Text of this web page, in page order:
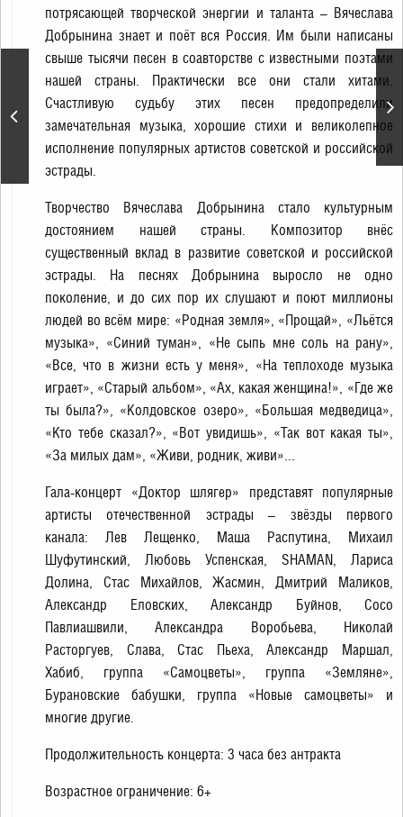
легендарные хиты в
исполнении Floyd
Universe с
симфоническим
потрясающей творческой энергии и таланта – Вячеслава
Добрынина знает и поёт вся Россия. Им были написаны
свыше тысячи песен в соавторстве с известными поэтами
нашей страны. Практически все они стали хитами.
Счастливую судьбу этих песен предопределили
замечательная музыка, хорошие стихи и великолепное
исполнение популярных артистов советской и российской
эстрады.
Творчество Вячеслава Добрынина стало культурным
достоянием нашей страны. Композитор внёс
существенный вклад в развитие советской и российской
эстрады. На песнях Добрынина выросло не одно
поколение, и до сих пор их слушают и поют миллионы
людей во всём мире: «Родная земля», «Прощай», «Льётся
музыка», «Синий туман», «Не сыпь мне соль на рану»,
«Все, что в жизни есть у меня», «На теплоходе музыка
играет», «Старый альбом», «Ах, какая женщина!», «Где же
ты была?», «Колдовское озеро», «Большая медведица»,
«Кто тебе сказал?», «Вот увидишь», «Так вот какая ты»,
«За милых дам», «Живи, родник, живи»...
Гала-концерт «Доктор шлягер» представят популярные
артисты отечественной эстрады – звёзды первого
канала: Лев Лещенко, Маша Распутина, Михаил
Шуфутинский, Любовь Успенская, SHAMAN, Лариса
Долина, Стас Михайлов, Жасмин, Дмитрий Маликов,
Александр Еловских, Александр Буйнов, Сосо
Павлиашвили, Александра Воробьева, Николай
Расторгуев, Слава, Стас Пьеха, Александр Маршал,
Хабиб, группа «Самоцветы», группа «Земляне»,
Бурановские бабушки, группа «Новые самоцветы» и
многие другие.
Продолжительность концерта: 3 часа без антракта
Возрастное ограничение: 6+